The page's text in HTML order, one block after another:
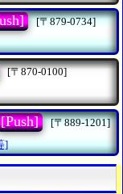
[〒879-0734]
[〒870-0100]
[Push]
[〒889-1201]
]